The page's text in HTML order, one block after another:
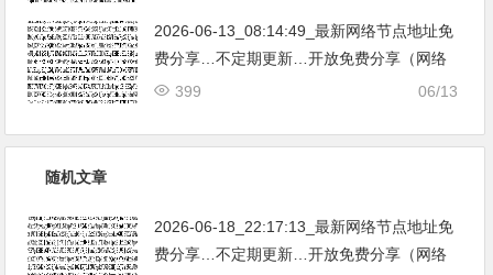
2026-06-13_08:14:49_最新网络节点地址免
费分享…不定期更新…开放免费分享（网络
免费节点香港|日本|韩国|新加坡|台湾|马来西
06/13
399
随机文章
2026-06-18_22:17:13_最新网络节点地址免
费分享…不定期更新…开放免费分享（网络